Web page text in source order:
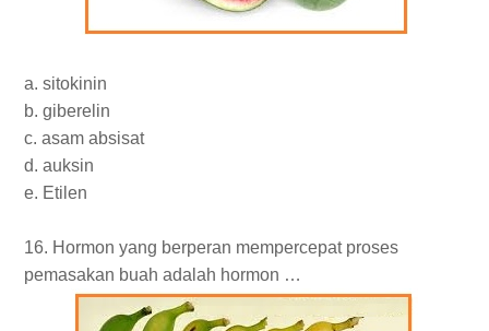
a. sitokinin
b. giberelin
c. asam absisat
d. auksin
e. Etilen
16. Hormon yang berperan mempercepat proses
pemasakan buah adalah hormon …